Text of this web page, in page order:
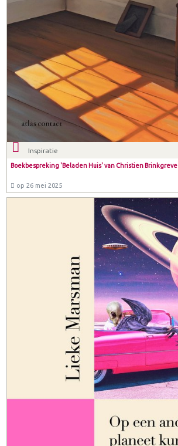
Inspiratie
Boekbespreking 'Beladen Huis' van Christien Brinkgreve
op 26 mei 2025